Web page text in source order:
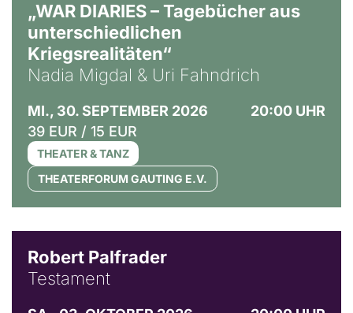
„WAR DIARIES – Tagebücher aus
unterschiedlichen
Kriegsrealitäten“
Nadia Migdal & Uri Fahndrich
MI., 30. SEPTEMBER 2026
20:00 UHR
39 EUR / 15 EUR
THEATER & TANZ
THEATERFORUM GAUTING E.V.
Robert Palfrader
Testament